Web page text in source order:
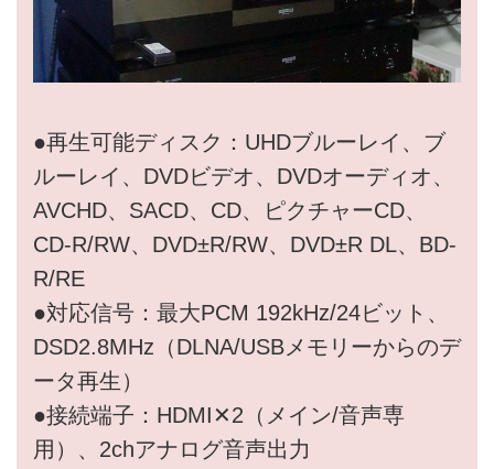
●再生可能ディスク：UHDブルーレイ、ブ
ルーレイ、DVDビデオ、DVDオーディオ、
AVCHD、SACD、CD、ピクチャーCD、
CD-R/RW、DVD±R/RW、DVD±R DL、BD-
R/RE
●対応信号：最大PCM 192kHz/24ビット、
DSD2.8MHz（DLNA/USBメモリーからのデ
ータ再生）
●接続端子：HDMI✕2（メイン/音声専
用）、2chアナログ音声出力